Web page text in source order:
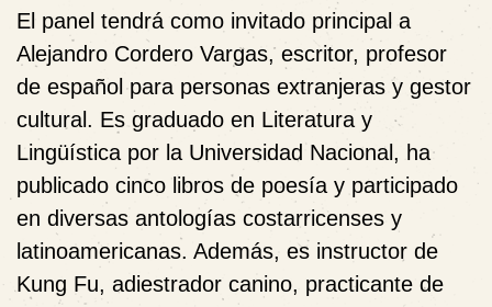
El panel tendrá como invitado principal a
Alejandro Cordero Vargas, escritor, profesor
de español para personas extranjeras y gestor
cultural. Es graduado en Literatura y
Lingüística por la Universidad Nacional, ha
publicado cinco libros de poesía y participado
en diversas antologías costarricenses y
latinoamericanas. Además, es instructor de
Kung Fu, adiestrador canino, practicante de